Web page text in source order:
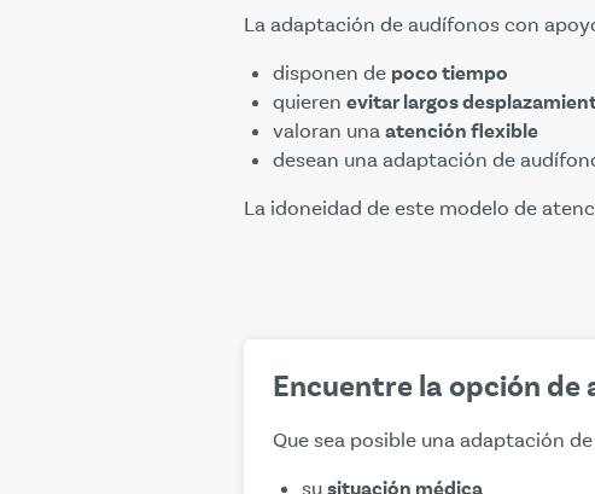
La adaptación de audífonos con
disponen de poco tiempo
quieren evitar largos
valoran unaatención flexible
desean una adaptación de
La idoneidad de este modelo de
Encuentre la opción
Que sea posible una adaptación
susituación médica